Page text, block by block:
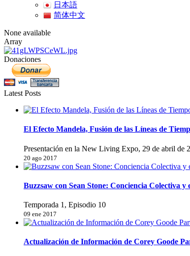
日本語
简体中文
None available
Array
Donaciones
Latest Posts
El Efecto Mandela, Fusión de las Líneas de
Presentación en la New Living Expo, 29 de abril de
20 ago 2017
Buzzsaw con Sean Stone: Conciencia Colectiva
Temporada 1, Episodio 10
09 ene 2017
Actualización de Información de Corey Goode